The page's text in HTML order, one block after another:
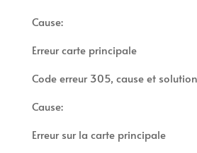
Cause:
Erreur carte principale
Code erreur 305, cause et solution
Cause:
Erreur sur la carte principale